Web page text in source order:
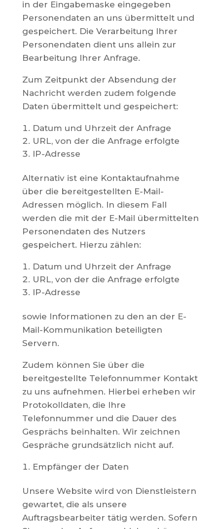
in der Eingabemaske eingegeben
Personendaten an uns übermittelt und
gespeichert. Die Verarbeitung Ihrer
Personendaten dient uns allein zur
Bearbeitung Ihrer Anfrage.
Zum Zeitpunkt der Absendung der
Nachricht werden zudem folgende
Daten übermittelt und gespeichert:
Datum und Uhrzeit der Anfrage
URL, von der die Anfrage erfolgte
IP-Adresse
Alternativ ist eine Kontaktaufnahme
über die bereitgestellten E-Mail-
Adressen möglich. In diesem Fall
werden die mit der E-Mail übermittelten
Personendaten des Nutzers
gespeichert. Hierzu zählen:
Datum und Uhrzeit der Anfrage
URL, von der die Anfrage erfolgte
IP-Adresse
sowie Informationen zu den an der E-
Mail-Kommunikation beteiligten
Servern.
Zudem können Sie über die
bereitgestellte Telefonnummer Kontakt
zu uns aufnehmen. Hierbei erheben wir
Protokolldaten, die Ihre
Telefonnummer und die Dauer des
Gesprächs beinhalten. Wir zeichnen
Gespräche grundsätzlich nicht auf.
Empfänger der Daten
Unsere Website wird von Dienstleistern
gewartet, die als unsere
Auftragsbearbeiter tätig werden. Sofern